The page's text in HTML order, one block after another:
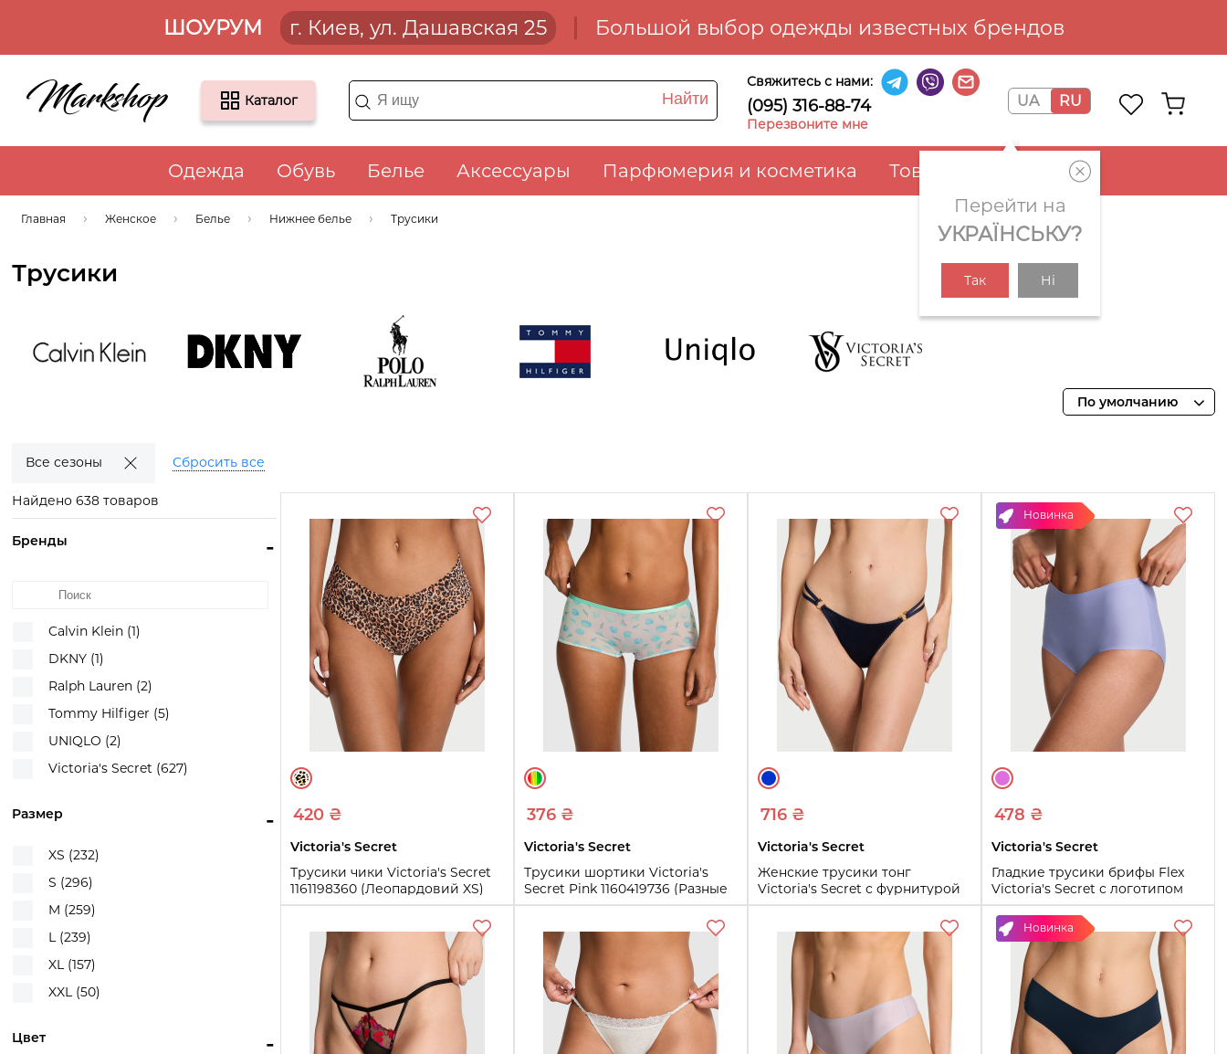
ШОУРУМ г. Киев, ул. Дашавская 25 Большой выбор одежды известных брендов
Каталог Найти
Свяжитесь с нами:
(095) 316-88-74
Перезвоните мне
UA RU
Перейти на
УКРАЇНСЬКУ?
Так Ні
Одежда Обувь Белье Аксессуары Парфюмерия и косметика Товары для дома
Главная Женское Белье Нижнее белье Трусики
Трусики
По умолчанию
Все сезоны Сбросить все
Найдено 638 товаров
-
Бренды
Calvin Klein (1)
DKNY (1)
Ralph Lauren (2)
Tommy Hilfiger (5)
UNIQLO (2)
Victoria's Secret (627)
-
Размер
XS (232)
S (296)
M (259)
L (239)
XL (157)
XXL (50)
-
Цвет
420 ₴
Victoria's Secret
Трусики чики Victoria's Secret
1161198360 (Леопардовий XS)
Купить
376 ₴
Victoria's Secret
Трусики шортики Victoria's
Secret Pink 1160419736 (Разные
цвета S)
L
Купить
716 ₴
Victoria's Secret
Женские трусики тонг
Victoria's Secret с фурнитурой
1161057213 (Синий M)
L
Новинка
478 ₴
Victoria's Secret
Гладкие трусики брифы Flex
Victoria's Secret с логотипом
1161099558 (Сиреневый L)
L
XL
Купить
Новинка